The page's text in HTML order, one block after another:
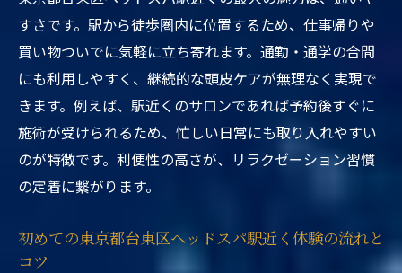
すさです。駅から徒歩圏内に位置するため、仕事帰りや
買い物ついでに気軽に立ち寄れます。通勤・通学の合間
にも利用しやすく、継続的な頭皮ケアが無理なく実現で
きます。例えば、駅近くのサロンであれば予約後すぐに
施術が受けられるため、忙しい日常にも取り入れやすい
のが特徴です。利便性の高さが、リラクゼーション習慣
の定着に繋がります。
初めての東京都台東区ヘッドスパ駅近く体験の流れと
コツ